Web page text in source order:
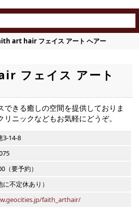
art hair フェイス アート ヘアー
フェイス アート
できる癒しの空間を提供しておりま
ニックなどもお気軽にどうぞ。
3-14-8
（要予約）
不定休あり）
faith_arthair/